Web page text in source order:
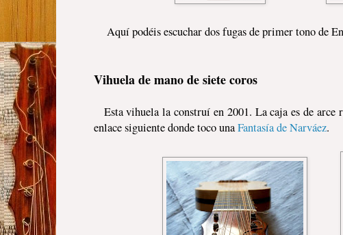
Aquí podéis escuchar dos fugas de primer tono de
Vihuela de mano de siete coros
Esta vihuela la construí en 2001. La caja es de
enlace siguiente donde toco unaFantasía de Narváez.